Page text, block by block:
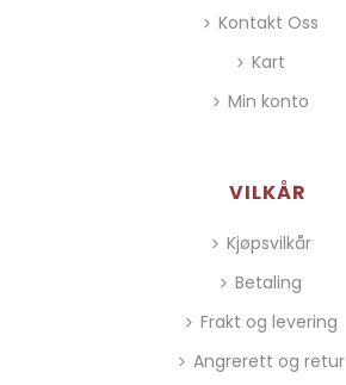
Kontakt Oss
Kart
Min konto
VILKÅR
Kjøpsvilkår
Betaling
Frakt og levering
Angrerett og retur